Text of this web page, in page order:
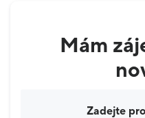
Mám